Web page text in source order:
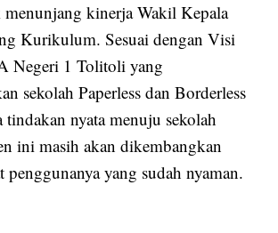
kinerja Wakil Kepala
Kurikulum. Sesuai dengan Visi
Negeri 1 Tolitoli yang
sekolah Paperless dan Borderless
tindakan nyata menuju sekolah
ini masih akan dikembangkan
yang sudah nyaman.